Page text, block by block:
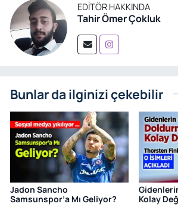
EDITÖR HAKKINDA
Tahir Ömer Çokluk
Bunlar da ilginizi çekebilir
Jadon Sancho
Samsunspor’a Mı Geliyor?
Kolay